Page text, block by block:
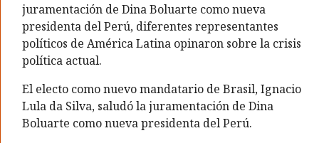
juramentación de Dina Boluarte como nueva
presidenta del Perú, diferentes representantes
políticos de América Latina opinaron sobre la crisis
política actual.
El electo como nuevo mandatario de Brasil, Ignacio
Lula da Silva, saludó la juramentación de Dina
Boluarte como nueva presidenta del Perú.